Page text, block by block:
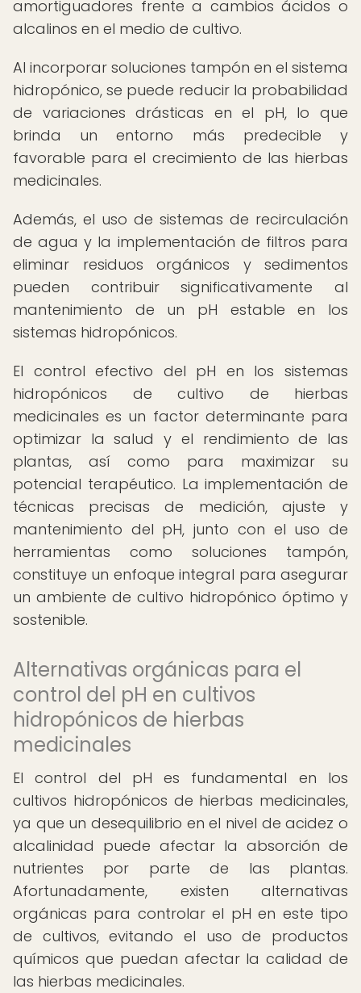
amortiguadores frente a cambios ácidos o
alcalinos en el medio de cultivo.
Al incorporar soluciones tampón en el sistema
hidropónico, se puede reducir la probabilidad
de variaciones drásticas en el pH, lo que
brinda un entorno más predecible y
favorable para el crecimiento de las hierbas
medicinales.
Además, el uso de sistemas de recirculación
de agua y la implementación de filtros para
eliminar residuos orgánicos y sedimentos
pueden contribuir significativamente al
mantenimiento de un pH estable en los
sistemas hidropónicos.
El control efectivo del pH en los sistemas
hidropónicos de cultivo de hierbas
medicinales es un factor determinante para
optimizar la salud y el rendimiento de las
plantas, así como para maximizar su
potencial terapéutico. La implementación de
técnicas precisas de medición, ajuste y
mantenimiento del pH, junto con el uso de
herramientas como soluciones tampón,
constituye un enfoque integral para asegurar
un ambiente de cultivo hidropónico óptimo y
sostenible.
Alternativas orgánicas para el
control del pH en cultivos
hidropónicos de hierbas
medicinales
El control del pH es fundamental en los
cultivos hidropónicos de hierbas medicinales,
ya que un desequilibrio en el nivel de acidez o
alcalinidad puede afectar la absorción de
nutrientes por parte de las plantas.
Afortunadamente, existen alternativas
orgánicas para controlar el pH en este tipo
de cultivos, evitando el uso de productos
químicos que puedan afectar la calidad de
las hierbas medicinales.